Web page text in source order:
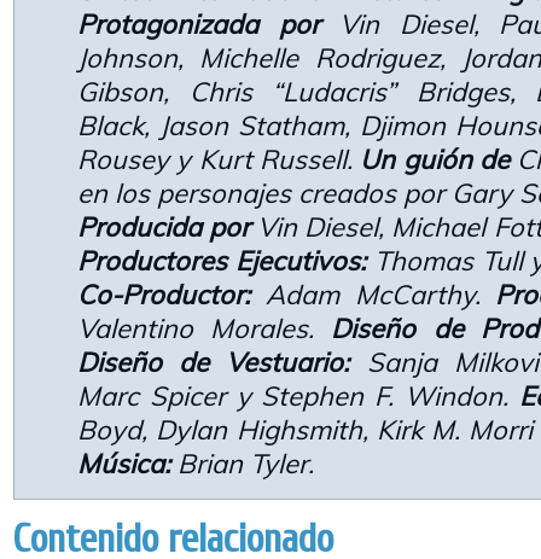
Protagonizada por Vin Diesel,
Johnson, Michelle Rodriguez,
Gibson, Chris “Ludacris”
Black, Jason Statham, Djimon
Rousey y Kurt Russell. Un guión de
en los personajes creados por Gary
Producida porVin Diesel, Michael
Productores Ejecutivos:Thomas Tull
Co-Productor:Adam McCarthy.
Valentino Morales. Diseño de
Diseño de Vestuario:Sanja
Marc Spicer y Stephen F. Windon.
Boyd, Dylan Highsmith, Kirk M.
Música:Brian Tyler.
Contenido relacionado